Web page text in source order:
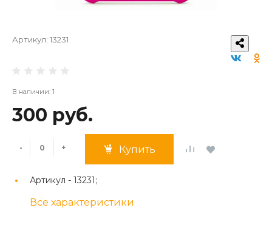
Артикул: 13231
В наличии: 1
300 руб.
- + Купить
Артикул - 13231;
Все характеристики